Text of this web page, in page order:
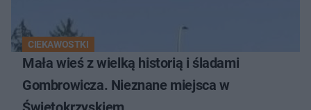
CIEKAWOSTKI
Mała wieś z wielką historią i śladami
Gombrowicza. Nieznane miejsca w